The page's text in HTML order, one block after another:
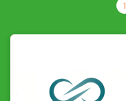
1